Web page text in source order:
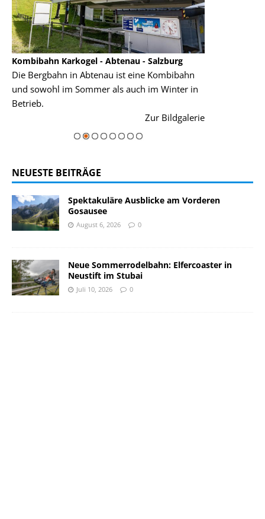
Kombibahn Karkogel - Abtenau - Salzburg
Die Bergbahn in Abtenau ist eine Kombibahn
und sowohl im Sommer als auch im Winter in
Betrieb.
Zur Bildgalerie
NEUESTE BEITRÄGE
Spektakuläre Ausblicke am Vorderen
Gosausee
August 6, 2026 0
Neue Sommerrodelbahn: Elfercoaster in
Neustift im Stubai
Juli 10, 2026 0